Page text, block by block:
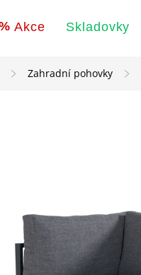
Akce Skladovky
Zahradní pohovky